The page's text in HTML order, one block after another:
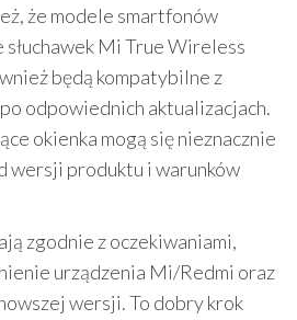
że modele smartfonów
Mi True Wireless
będą kompatybilne z
odpowiednich aktualizacjach.
okienka mogą się nieznacznie
wersji produktu i warunków
zgodnie z oczekiwaniami,
urządzenia Mi/Redmi oraz
wersji. To dobry krok